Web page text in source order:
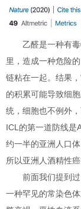
乙醛是一种有毒
里，造成一种危险
链粘在一起。结果
的积累可能导致细
统，细胞也不例外
ICL的第一道防线是
约一半的亚洲人口
所以亚洲人酒精性
前面我们提到过
一种罕见的常染色